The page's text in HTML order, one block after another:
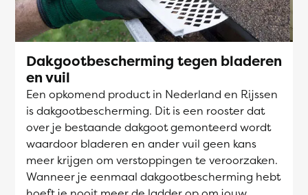
Dakgootbescherming tegen bladeren
en vuil
Een opkomend product in Nederland en Rijssen
is dakgootbescherming. Dit is een rooster dat
over je bestaande dakgoot gemonteerd wordt
waardoor bladeren en ander vuil geen kans
meer krijgen om verstoppingen te veroorzaken.
Wanneer je eenmaal dakgootbescherming hebt